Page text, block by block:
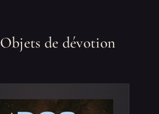
Objets de dévotion